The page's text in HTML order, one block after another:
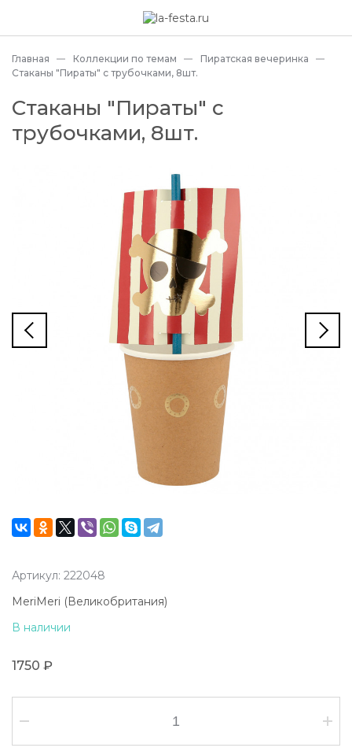
Главная Коллекции по темам
Пиратская вечеринка
Стаканы "Пираты" с трубочками, 8шт.
Стаканы "Пираты" с
трубочками, 8шт.
Артикул: 222048
MeriMeri (Великобритания)
В наличии
1750 ₽